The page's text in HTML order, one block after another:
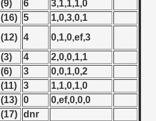
(9) 6
3,1,1,1,0
(16) 5
1,0,3,0,1
(12) 4
0,1,0,ef,3
(3) 4
2,0,0,1,1
(6) 3
0,0,1,0,2
(11) 3
1,1,0,1,0
(13) 0
0,ef,0,0,0
(17) dnr